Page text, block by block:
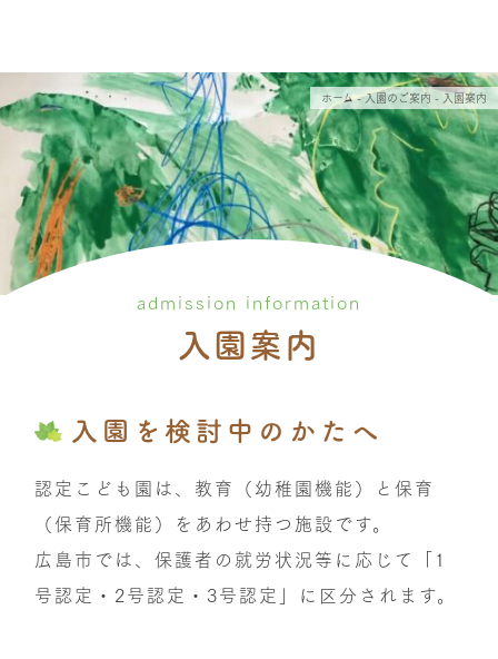
ホーム- 入園のご案内 - 入園案内
admission information
入園案内
入園を検討中のかたへ
認定こども園は、教育（幼稚園機能）と保育
（保育所機能）をあわせ持つ施設です。
広島市では、保護者の就労状況等に応じて「1
号認定・2号認定・3号認定」に区分されます。